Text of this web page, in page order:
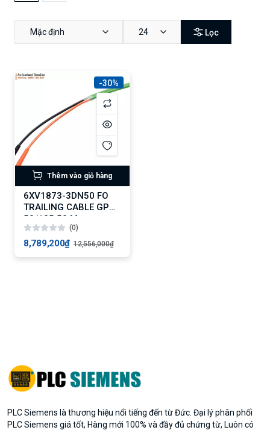
Mặc định 24 Lọc
-30%
Thêm vào giỏ hàng
6XV1873-3DN50 FO
TRAILING CABLE GP
50/125 50 M
(0)
8,789,200₫ 12,556,000₫
PLC Siemens là thương hiệu nổi tiếng đến từ Đức. Đại lý phân phối
PLC Siemens giá tốt, Hàng mới 100% và đầy đủ chứng từ, Luôn có